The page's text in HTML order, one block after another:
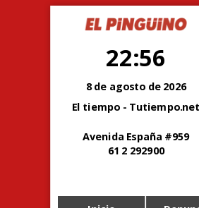
22:56
8 de agosto de 2026
El tiempo - Tutiempo.net
Avenida España #959
61 2 292900